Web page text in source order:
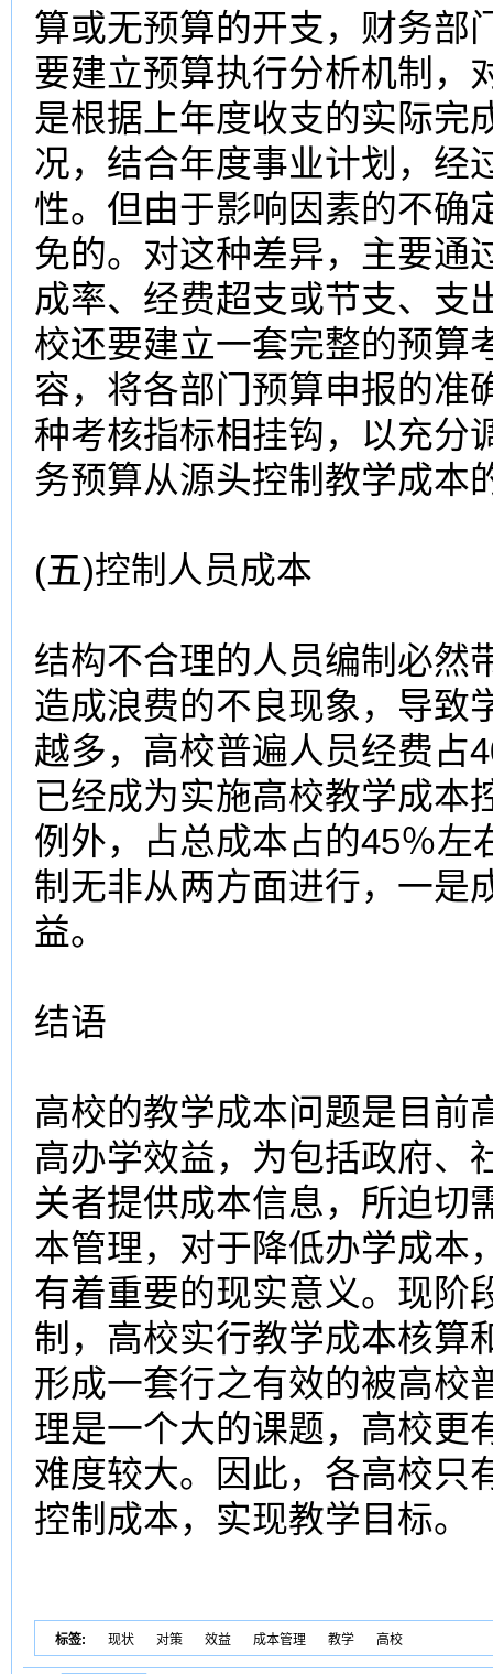
算或无预算的开支，财务部
要建立预算执行分析机制，
是根据上年度收支的实际完
况，结合年度事业计划，经
性。但由于影响因素的不确
免的。对这种差异，主要通
成率、经费超支或节支、支
校还要建立一套完整的预算
容，将各部门预算申报的准
种考核指标相挂钩，以充分
务预算从源头控制 教学成本
(五)控制人员成本
结构不合理的人员编制必然
造成浪费的不良现象，导致
越多， 高校普遍人员经费占
已经成为实施高校教学成本
例外，占总成本占的45％左
制无非从两方面进行，一是
益。
结语
高校的教学成本问题是目前
高办学效益，为包括政府、
关者提供成本信息，所迫切
本管理，对于降低办学成本
有着重要的现实意义。现阶
制， 高校实行教学成本核算
形成一套行之有效的被高校
理是一个大的课题， 高校更
难度较大。因此，各高校只
控制成本，实现教学目标。
标签: 现状 对策 效益 成本管理 教学 高校